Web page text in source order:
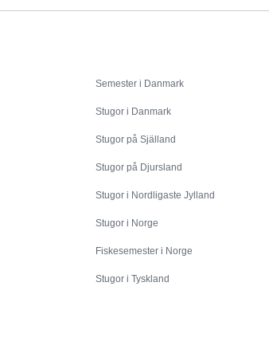
Semester i Danmark
Stugor i Danmark
Stugor på Själland
Stugor på Djursland
Stugor i Nordligaste Jylland
Stugor i Norge
Fiskesemester i Norge
Stugor i Tyskland